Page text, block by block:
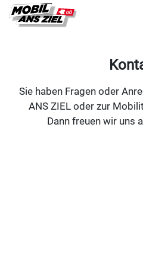
Sie haben Fragen oder
ANS ZIEL oder zur
Dann freuen wir uns